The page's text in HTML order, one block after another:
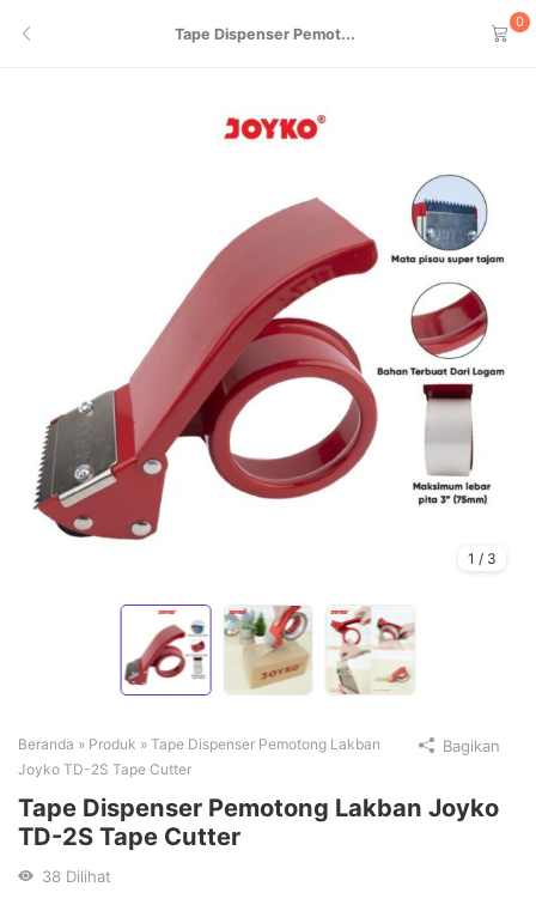
Tape Dispenser Pemot...
0
1 / 3
Beranda » Produk » Tape Dispenser Pemotong Lakban
Joyko TD-2S Tape Cutter
Tape Dispenser Pemotong Lakban Joyko
TD-2S Tape Cutter
38 Dilihat
Bagikan